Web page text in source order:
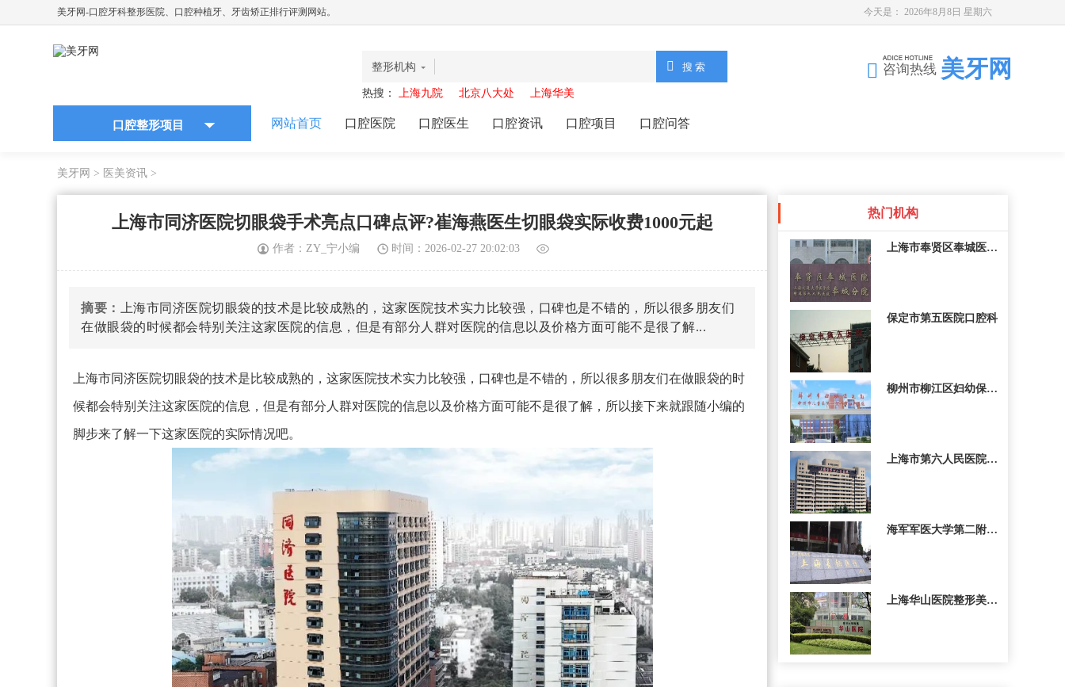
美牙网-口腔牙科整形医院、口腔种植牙、牙齿矫正排行评测网站。 今天是： 2026年8月8日 星期六
整形机构
热搜： 上海九院 北京八大处 上海华美
咨询热线 美牙网
口腔整形项目 网站首页 口腔医院 口腔医生 口腔资讯 口腔项目 口腔问答
美牙网 > 医美资讯 >
上海市同济医院切眼袋手术亮点口碑点评?崔海燕医生切眼袋实际收费1000元起
作者：ZY_宁小编 时间：2026-02-27 20:02:03
摘要：
上海市同济医院切眼袋的技术是比较成熟的，这家医院技术实力比较强，口碑也是不错的，所以很多朋友们
在做眼袋的时候都会特别关注这家医院的信息，但是有部分人群对医院的信息以及价格方面可能不是很了解...
上海市同济医院切眼袋的技术是比较成熟的，这家医院技术实力比较强，口碑也是不错的，所以很多朋友们在做眼袋的时
候都会特别关注这家医院的信息，但是有部分人群对医院的信息以及价格方面可能不是很了解，所以接下来就跟随小编的
脚步来了解一下这家医院的实际情况吧。
热门机构
上海市奉贤区奉城医院整
保定市第五医院口腔科
柳州市柳江区妇幼保健院
上海市第六人民医院整形
海军军医大学第二附属医
上海华山医院整形美容科